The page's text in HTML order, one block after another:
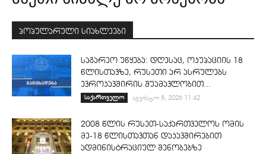
პოპულარული სიახლეები
საგარეო უწყება: დღესაც, ოკუპაციის 18
წლისთავზე, რუსეთი არ ასრულებს
ევროკავშირის შუამავლობით...
საქართველო აგვისტო 8, 2026 11:42
2008 წლის რუსეთ-საქართველოს ომის
მე-18 წლისთავთან დაკავშირებით
ადმინისტრაციულ შენობებზე